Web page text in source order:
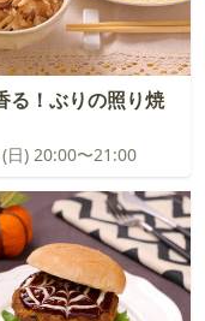
る！ぶりの照り焼
日) 20:00〜21:00